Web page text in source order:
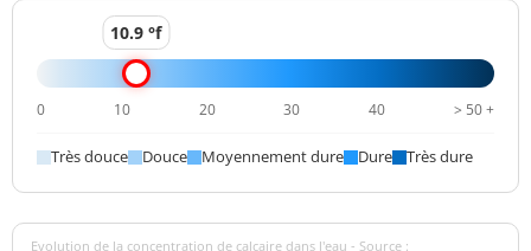
Bact. aér. revivifiables
Ammonium (en NH4) <0,01 mg/L <=0,1 mg/L
Odeur (qualitatif)
changement
anormal
10.9 °f
0 10 20 30 40 > 50 +
Très douce Douce Moyennement dure Dure Très dure
Evolution de la concentration de calcaire dans l'eau - Source :